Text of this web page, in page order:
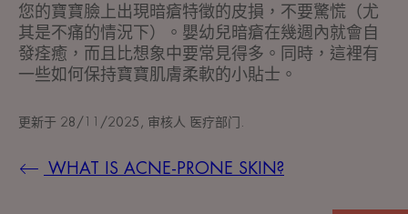
您的寶寶臉上出現暗瘡特徵的皮損，不要驚慌（尤
其是不痛的情況下）。嬰幼兒暗瘡在幾週內就會自
發痊癒，而且比想象中要常見得多。同時，這裡有
一些如何保持寶寶肌膚柔軟的小貼士。
更新于 28/11/2025 , 审核人 医疗部门
WHAT IS ACNE-PRONE SKIN?